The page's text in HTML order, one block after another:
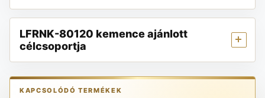
LFRNK-80120 kemence ajánlott
célcsoportja
KAPCSOLÓDÓ TERMÉKEK